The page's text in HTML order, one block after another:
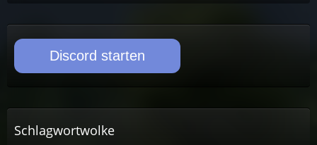
Discord starten
Schlagwortwolke